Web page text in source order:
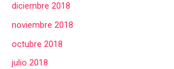
diciembre 2018
noviembre 2018
octubre 2018
julio 2018